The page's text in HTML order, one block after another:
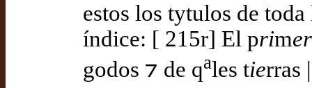
estos los tytulos de toda
índice: [ 215r] El primer
godos ⁊ de qales tierras